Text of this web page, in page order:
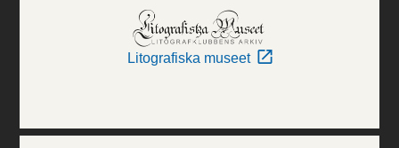
Litografiska museet